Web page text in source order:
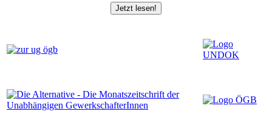
Jetzt lesen!